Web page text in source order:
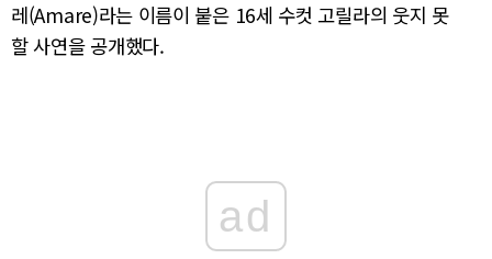
레(Amare)라는 이름이 붙은 16세 수컷 고릴라의 웃지 못
할 사연을 공개했다.
ad